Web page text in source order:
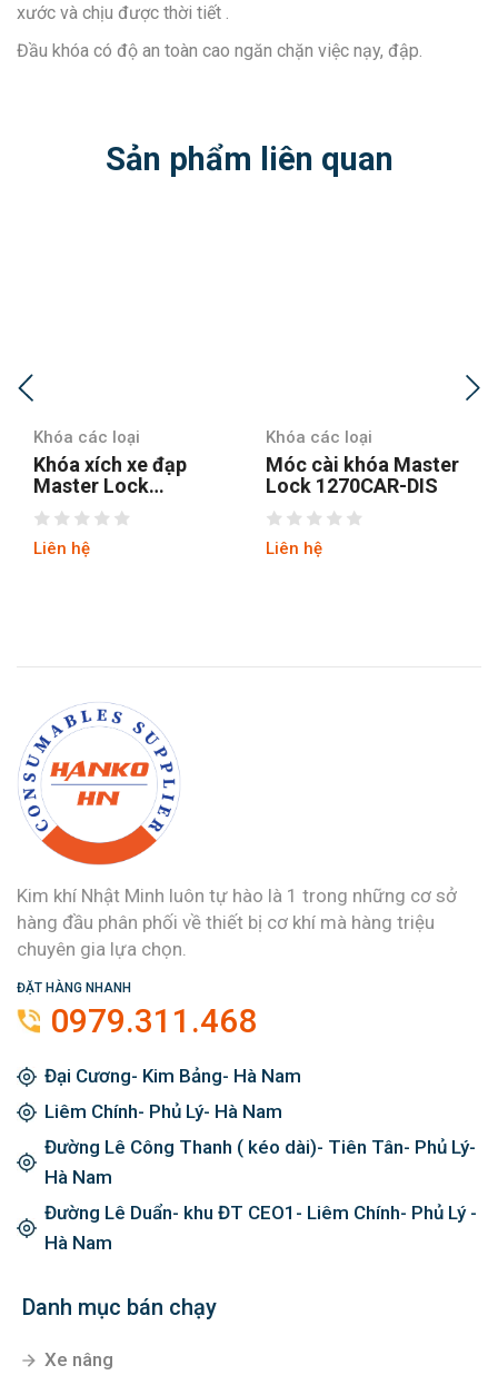
xước và chịu được thời tiết .
Đầu khóa có độ an toàn cao ngăn chặn việc nạy, đập.
Sản phẩm liên quan
Khóa các loại
Khóa xích xe đạp
Master Lock
8392EURDPROCOL
Liên hệ
Khóa các loại
Móc cài khóa Master
Lock 1270CAR-DIS
Liên hệ
Kim khí Nhật Minh luôn tự hào là 1 trong những cơ sở
hàng đầu phân phối về thiết bị cơ khí mà hàng triệu
chuyên gia lựa chọn.
ĐẶT HÀNG NHANH
0979.311.468
Đại Cương- Kim Bảng- Hà Nam
Liêm Chính- Phủ Lý- Hà Nam
Đường Lê Công Thanh ( kéo dài)- Tiên Tân- Phủ Lý-
Hà Nam
Đường Lê Duẩn- khu ĐT CEO1- Liêm Chính- Phủ Lý -
Hà Nam
Danh mục bán chạy
Xe nâng